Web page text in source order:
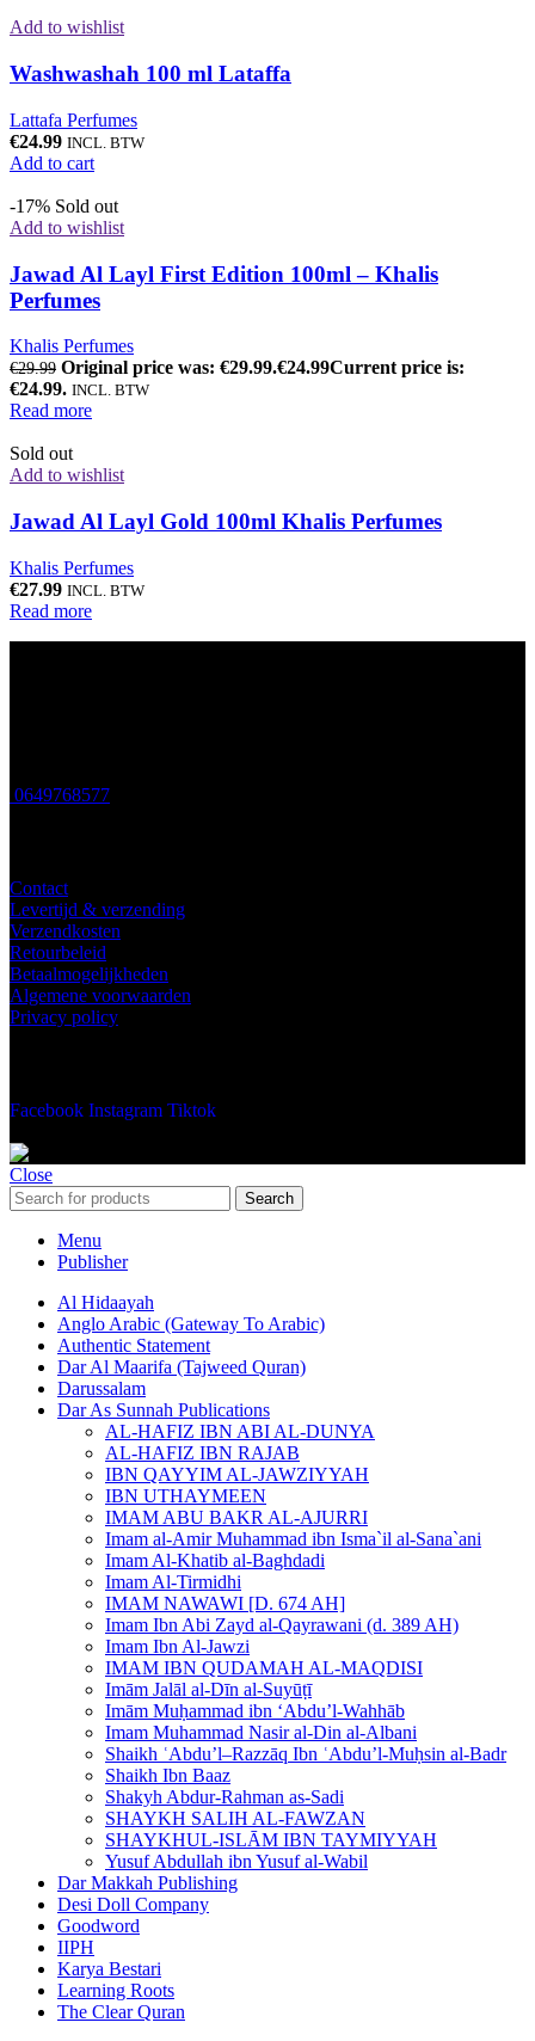
Add to wishlist
Washwashah 100 ml Lataffa
Lattafa Perfumes
€24.99 INCL. BTW
Add to cart
-17% Sold out
Add to wishlist
Jawad Al Layl First Edition 100ml – Khalis
Perfumes
Khalis Perfumes
€29.99 Original price was: €29.99.€24.99Current price is:
€24.99. INCL. BTW
Read more
Sold out
Add to wishlist
Jawad Al Layl Gold 100ml Khalis Perfumes
Khalis Perfumes
€27.99 INCL. BTW
Read more
0649768577
Contact
Levertijd & verzending
Verzendkosten
Retourbeleid
Betaalmogelijkheden
Algemene voorwaarden
Privacy policy
Facebook Instagram Tiktok
Close
Search
Menu
Publisher
Al Hidaayah
Anglo Arabic (Gateway To Arabic)
Authentic Statement
Dar Al Maarifa (Tajweed Quran)
Darussalam
Dar As Sunnah Publications
AL-HAFIZ IBN ABI AL-DUNYA
AL-HAFIZ IBN RAJAB
IBN QAYYIM AL-JAWZIYYAH
IBN UTHAYMEEN
IMAM ABU BAKR AL-AJURRI
Imam al-Amir Muhammad ibn Isma`il al-Sana`ani
Imam Al-Khatib al-Baghdadi
Imam Al-Tirmidhi
IMAM NAWAWI [D. 674 AH]
Imam Ibn Abi Zayd al-Qayrawani (d. 389 AH)
Imam Ibn Al-Jawzi
IMAM IBN QUDAMAH AL-MAQDISI
Imām Jalāl al-Dīn al-Suyūṭī
Imām Muḥammad ibn ‘Abdu’l-Wahhāb
Imam Muhammad Nasir al-Din al-Albani
Shaikh ʿAbdu’l–Razzāq Ibn ʿAbdu’l-Muḥsin al-Badr
Shaikh Ibn Baaz
Shakyh Abdur-Rahman as-Sadi
SHAYKH SALIH AL-FAWZAN
SHAYKHUL-ISLĀM IBN TAYMIYYAH
Yusuf Abdullah ibn Yusuf al-Wabil
Dar Makkah Publishing
Desi Doll Company
Goodword
IIPH
Karya Bestari
Learning Roots
The Clear Quran